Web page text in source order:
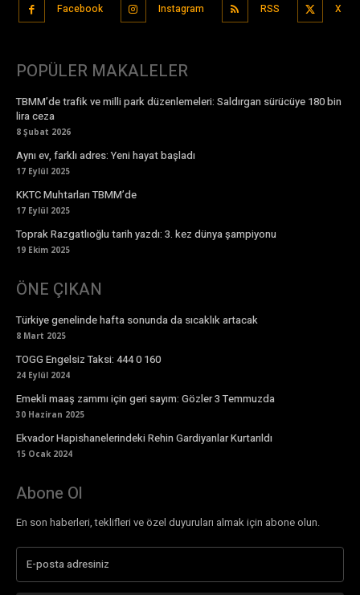
Facebook Instagram RSS X
POPÜLER MAKALELER
TBMM’de trafik ve milli park düzenlemeleri: Saldırgan sürücüye 180 bin
lira ceza
8 Şubat 2026
Aynı ev, farklı adres: Yeni hayat başladı
17 Eylül 2025
KKTC Muhtarları TBMM’de
17 Eylül 2025
Toprak Razgatlıoğlu tarih yazdı: 3. kez dünya şampiyonu
19 Ekim 2025
ÖNE ÇIKAN
Türkiye genelinde hafta sonunda da sıcaklık artacak
8 Mart 2025
TOGG Engelsiz Taksi: 444 0 160
24 Eylül 2024
Emekli maaş zammı için geri sayım: Gözler 3 Temmuzda
30 Haziran 2025
Ekvador Hapishanelerindeki Rehin Gardiyanlar Kurtarıldı
15 Ocak 2024
Abone Ol
En son haberleri, teklifleri ve özel duyuruları almak için abone olun.